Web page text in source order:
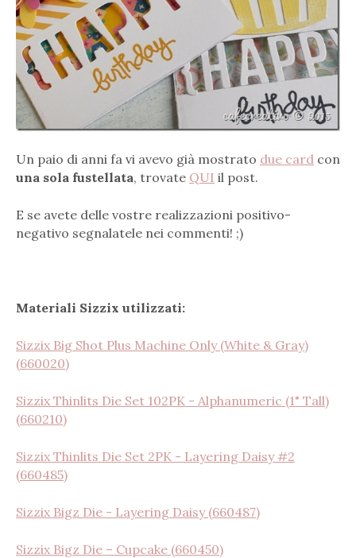
Un paio di anni fa vi avevo già mostrato due card con
una sola fustellata, trovate QUI il post.
E se avete delle vostre realizzazioni positivo-
negativo segnalatele nei commenti! ;)
Materiali Sizzix utilizzati:
Sizzix Big Shot Plus Machine Only (White & Gray)
(660020)
Sizzix Thinlits Die Set 102PK - Alphanumeric (1" Tall)
(660210)
Sizzix Thinlits Die Set 2PK - Layering Daisy #2
(660485)
Sizzix Bigz Die - Layering Daisy (660487)
Sizzix Bigz Die – Cupcake (660450)